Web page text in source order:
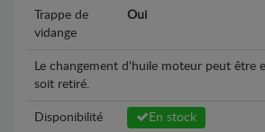
Trappe de
vidange
Oui
Le changement d'huile moteur peut être
soit retiré.
Disponibilité En stock